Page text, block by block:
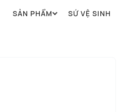
SẢN PHẨM SỨ VỆ SINH